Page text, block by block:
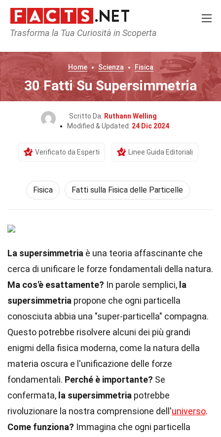
Trasforma la Tua Curiosità in Scoperta
Home Scienza Fisica
30 Fatti Su Supersimmetria
Scritto Da: Ruthann Welling
Modified & Updated: 24 Dic 2024
Verificato da Esperti Linee Guida Editoriali
Fisica Fatti sulla Fisica delle Particelle
La supersimmetria è una teoria affascinante che
cerca di unificare le forze fondamentali della natura.
Ma cos'è esattamente? In parole semplici, la
supersimmetria propone che ogni particella
conosciuta abbia una "super-particella" compagna.
Questo potrebbe risolvere alcuni dei più grandi
enigmi della fisica moderna, come la natura della
materia oscura e l'unificazione delle forze
fondamentali. Perché è importante? Se
confermata, la supersimmetria potrebbe
rivoluzionare la nostra comprensione dell'universo.
Come funziona? Immagina che ogni particella